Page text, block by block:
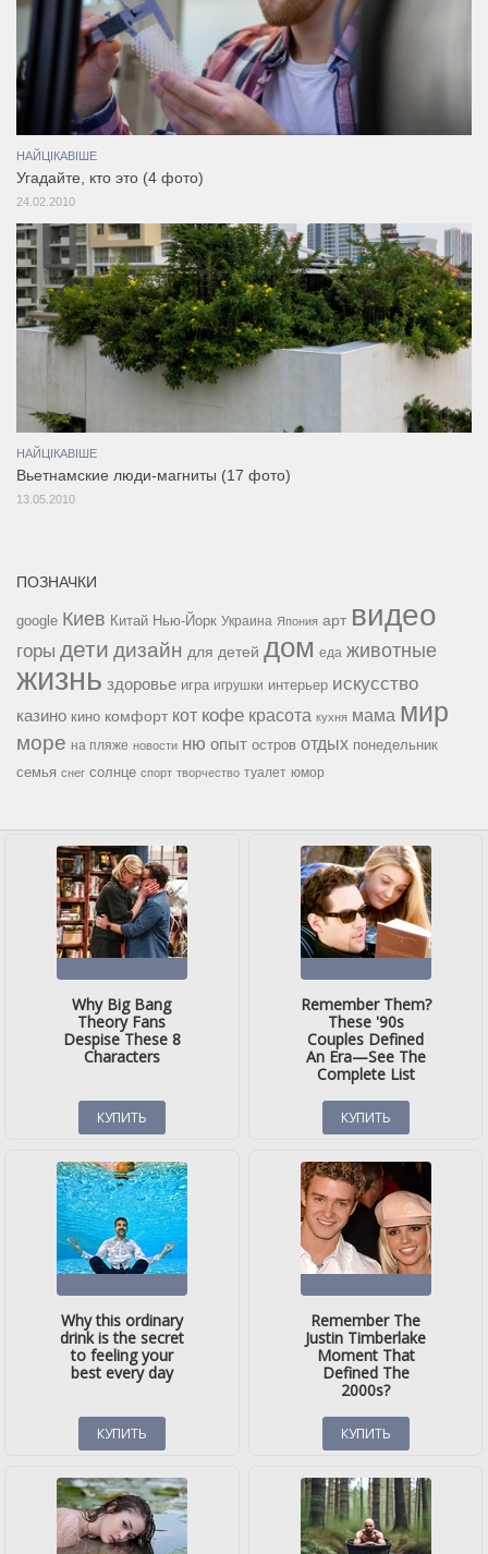
НАЙЦІКАВІШЕ
Угадайте, кто это (4 фото)
24.02.2010
НАЙЦІКАВІШЕ
Вьетнамские люди-магниты (17 фото)
13.05.2010
ПОЗНАЧКИ
google Киев Китай Нью-Йорк Украина Япония арт видео
горы дети дизайн для детей дом еда животные
жизнь здоровье игра игрушки интерьер искусство
казино кино комфорт кот кофе красота кухня мама мир
море на пляже новости ню опыт остров отдых понедельник
семья снег солнце спорт творчество туалет юмор